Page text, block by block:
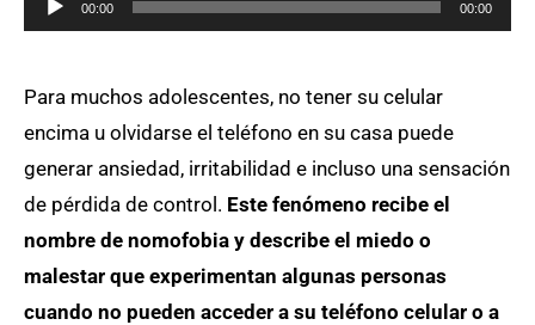
de
00:00 00:00
Para muchos adolescentes, no tener su celular
encima u olvidarse el teléfono en su casa puede
generar ansiedad, irritabilidad e incluso una sensación
de pérdida de control. Este fenómeno recibe el
nombre de nomofobia y describe el miedo o
malestar que experimentan algunas personas
cuando no pueden acceder a su teléfono celular o a